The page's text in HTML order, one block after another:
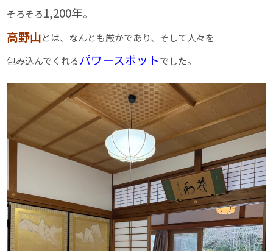
そろそろ1,200年。
高野山とは、なんとも厳かであり、そして人々を
包み込んでくれるパワースポットでした。